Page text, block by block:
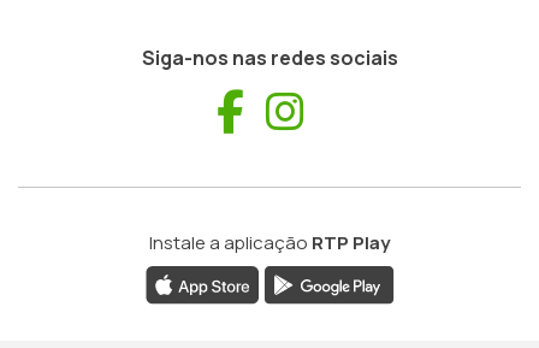
Siga-nos nas redes sociais
Facebook
Instale a aplicação RTP Play